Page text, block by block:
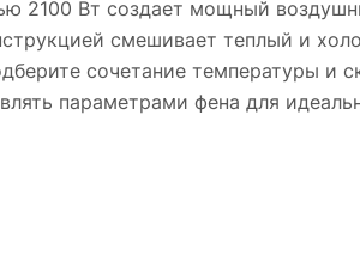
2100 Вт создает мощный
смешивает теплый и
сочетание температуры
параметрами фена для